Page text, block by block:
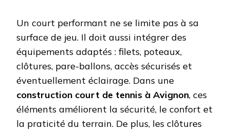
Un court performant ne se limite pas à sa
surface de jeu. Il doit aussi intégrer des
équipements adaptés : filets, poteaux,
clôtures, pare-ballons, accès sécurisés et
éventuellement éclairage. Dans une
construction court de tennis à Avignon, ces
éléments améliorent la sécurité, le confort et
la praticité du terrain. De plus, les clôtures